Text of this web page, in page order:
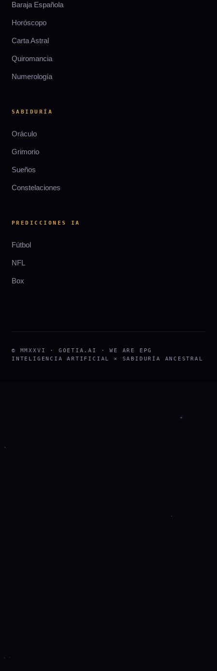
Baraja Española
Horóscopo
Carta Astral
Quiromancia
Numerología
SABIDURÍA
Oráculo
Grimorio
Sueños
Constelaciones
PREDICCIONES IA
Fútbol
NFL
Box
© MMXXVI · GOETIA.AI ·WE ARE EPG
INTELIGENCIA ARTIFICIAL × SABIDURÍA ANCESTRAL